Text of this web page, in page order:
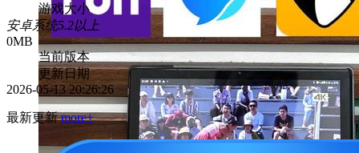
游戏大小
安卓系统5.2以上
0MB
当前版本
更新日期
2026-05-13 20:26:26
最新更新 more+